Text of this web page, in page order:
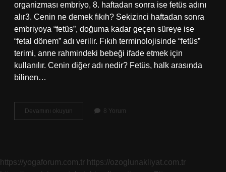
organizması embriyo, 8. haftadan sonra ise fetüs adını
alır3. Cenin ne demek fıkıh? Sekizinci haftadan sonra
embriyoya “fetüs”, doğuma kadar geçen süreye ise
“fetal dönem” adı verilir. Fıkıh terminolojisinde “fetüs”
terimi, anne rahmindeki bebeği ifade etmek için
kullanılır. Cenin diğer adı nedir? Fetüs, halk arasında
bilinen…
Devamını okuyun
Nedir
8 Yorum
https://yogaforum.com.tr https://ozoglunakliyat.com.tr